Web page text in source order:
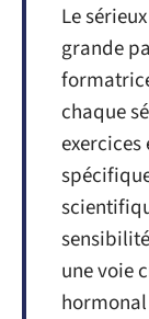
Le
grande
chaque
une voie